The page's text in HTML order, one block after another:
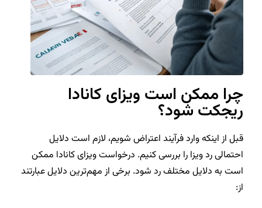
چرا ممکن است ویزای کانادا
ریجکت شود؟
قبل از اینکه وارد فرآیند اعتراض شویم، لازم است دلایل
احتمالی رد ویزا را بررسی کنیم. درخواست ویزای کانادا ممکن
است به دلایل مختلف رد شود. برخی از مهم‌ترین دلایل عبارتند
از: